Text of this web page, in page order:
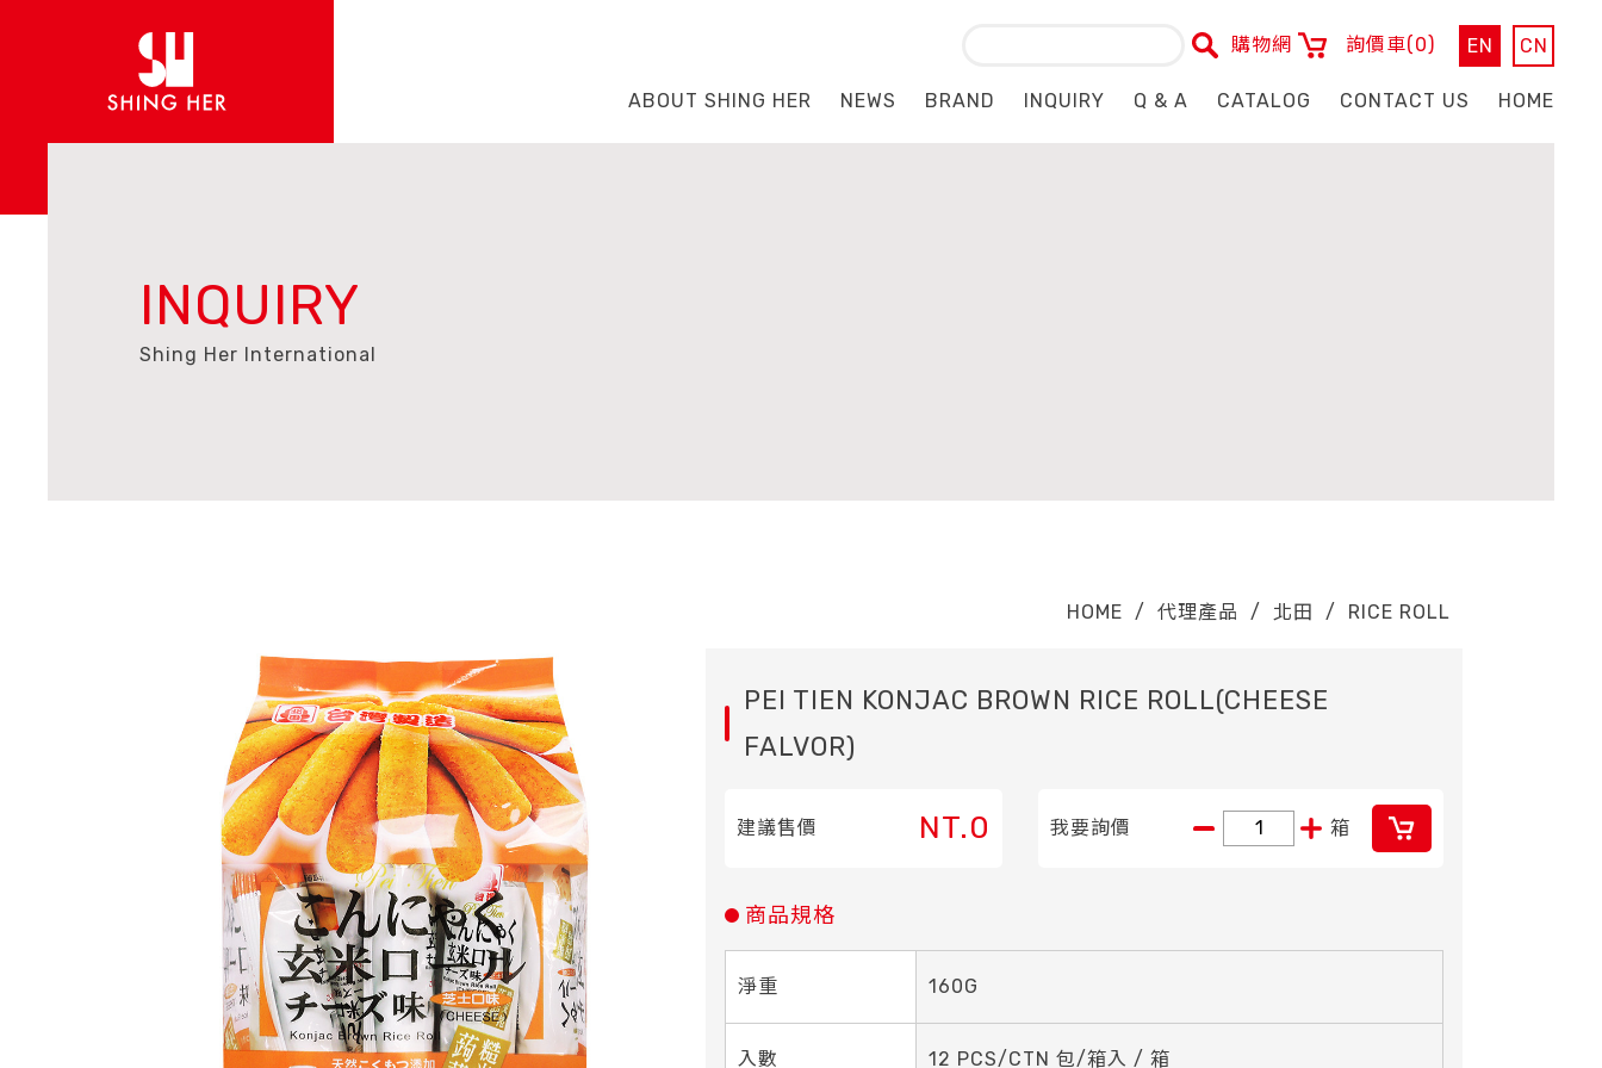
購物網 詢價車(0) EN CN
ABOUT SHING HER NEWS BRAND INQUIRY Q & A CATALOG CONTACT US HOME
INQUIRY
Shing Her International
HOME / 代理產品 / 北田 / RICE ROLL
PEI TIEN KONJAC BROWN RICE ROLL(CHEESE
FALVOR)
建議售價 NT.0 我要詢價 箱
商品規格
淨重 160G
入數 12 PCS/CTN 包/箱入 / 箱